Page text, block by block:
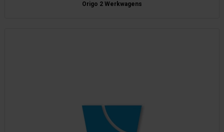
Origo 2 Werkwagens